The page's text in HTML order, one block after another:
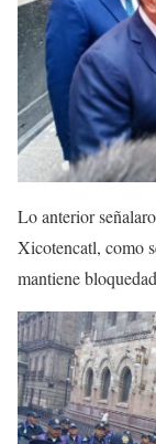
Lo anterior
Xicotencatl, como
mantiene